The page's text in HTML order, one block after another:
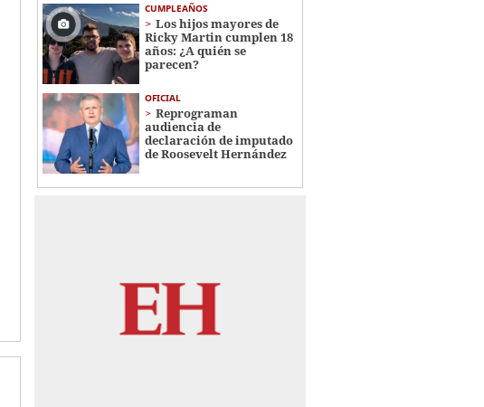
CUMPLEAÑOS
Los hijos mayores de
Ricky Martin cumplen 18
años: ¿A quién se
parecen?
OFICIAL
Reprograman
audiencia de
declaración de imputado
de Roosevelt Hernández